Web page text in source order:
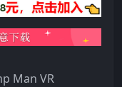
Man VR